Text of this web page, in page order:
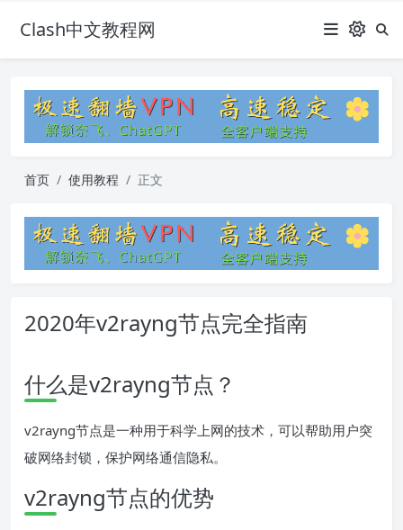
Clash中文教程网
首页 使用教程 正文
2020年v2rayng节点完全指南
什么是v2rayng节点？
v2rayng节点是一种用于科学上网的技术，可以帮助用户突
破网络封锁，保护网络通信隐私。
v2rayng节点的优势